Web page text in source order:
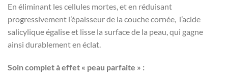
En éliminant les cellules mortes, et en réduisant
progressivement l’épaisseur de la couche cornée , l’acide
salicylique égalise et lisse la surface de la peau, qui gagne
ainsi durablement en éclat.
Soin complet à effet « peau parfaite » :